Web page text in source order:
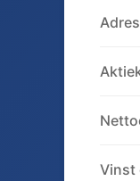
Vinst